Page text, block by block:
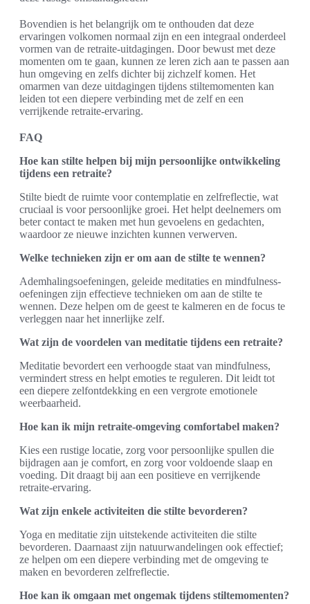
Bovendien is het belangrijk om te onthouden dat deze
ervaringen volkomen normaal zijn en een integraal onderdeel
vormen van de retraite-uitdagingen. Door bewust met deze
momenten om te gaan, kunnen ze leren zich aan te passen aan
hun omgeving en zelfs dichter bij zichzelf komen. Het
omarmen van deze uitdagingen tijdens stiltemomenten kan
leiden tot een diepere verbinding met de zelf en een
verrijkende retraite-ervaring.
FAQ
Hoe kan stilte helpen bij mijn persoonlijke ontwikkeling
tijdens een retraite?
Stilte biedt de ruimte voor contemplatie en zelfreflectie, wat
cruciaal is voor persoonlijke groei. Het helpt deelnemers om
beter contact te maken met hun gevoelens en gedachten,
waardoor ze nieuwe inzichten kunnen verwerven.
Welke technieken zijn er om aan de stilte te wennen?
Ademhalingsoefeningen, geleide meditaties en mindfulness-
oefeningen zijn effectieve technieken om aan de stilte te
wennen. Deze helpen om de geest te kalmeren en de focus te
verleggen naar het innerlijke zelf.
Wat zijn de voordelen van meditatie tijdens een retraite?
Meditatie bevordert een verhoogde staat van mindfulness,
vermindert stress en helpt emoties te reguleren. Dit leidt tot
een diepere zelfontdekking en een vergrote emotionele
weerbaarheid.
Hoe kan ik mijn retraite-omgeving comfortabel maken?
Kies een rustige locatie, zorg voor persoonlijke spullen die
bijdragen aan je comfort, en zorg voor voldoende slaap en
voeding. Dit draagt bij aan een positieve en verrijkende
retraite-ervaring.
Wat zijn enkele activiteiten die stilte bevorderen?
Yoga en meditatie zijn uitstekende activiteiten die stilte
bevorderen. Daarnaast zijn natuurwandelingen ook effectief;
ze helpen om een diepere verbinding met de omgeving te
maken en bevorderen zelfreflectie.
Hoe kan ik omgaan met ongemak tijdens stiltemomenten?